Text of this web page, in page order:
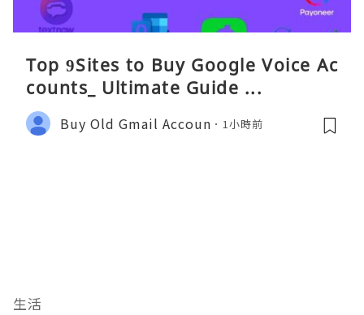
Top 9Sites to Buy Google Voice Ac
counts_ Ultimate Guide ...
Buy Old Gmail Accoun 1小時前
生活